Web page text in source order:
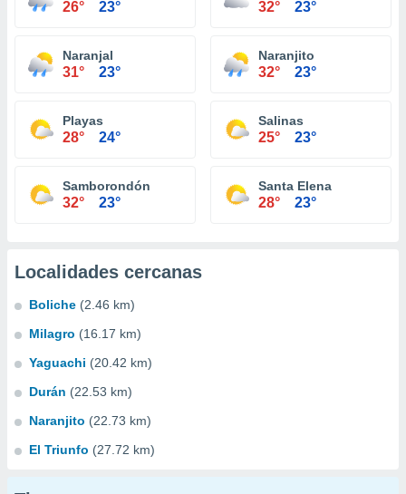
26° 23° 32° 23°
Naranjal
31° 23°
Naranjito
32° 23°
Playas
28° 24°
Salinas
25° 23°
Samborondón
32° 23°
Santa Elena
28° 23°
Localidades cercanas
Boliche (2.46 km)
Milagro (16.17 km)
Yaguachi (20.42 km)
Durán (22.53 km)
Naranjito (22.73 km)
El Triunfo (27.72 km)